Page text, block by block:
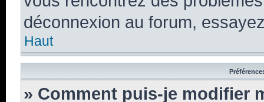
déconnexion au forum,
Haut
» Comment puis-je modifier